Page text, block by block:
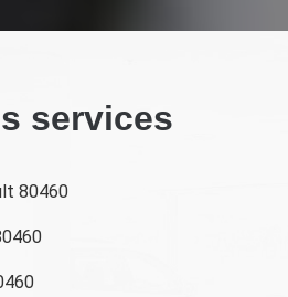
services
80460